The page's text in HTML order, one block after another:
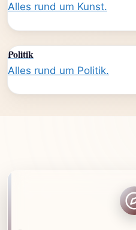
Alles rund um Kunst.
Politik
Alles rund um Politik.